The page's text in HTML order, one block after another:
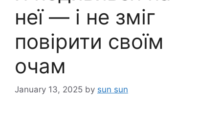
неї — і не зміг
повірити своїм
очам
January 13, 2025 by sun sun